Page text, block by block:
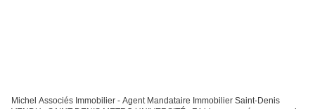
Michel Associés Immobilier - Agent Mandataire Immobilier Saint-Denis